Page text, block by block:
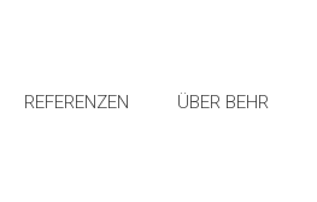
REFERENZEN ÜBER BEHR